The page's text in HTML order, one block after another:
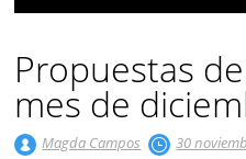
Propuestas
mes de
Magda Campos 30